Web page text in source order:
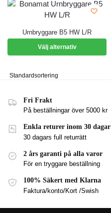
Urnbryggare B5 HW L/R
Välj alternativ
Fri Frakt
På beställningar över 5000 kr
Enkla returer inom 30 dagar
30 dagars full returrätt
2 års garanti på alla varor
För en tryggare beställning
100% Säkert med Klarna
Faktura/konto/Kort /Swish